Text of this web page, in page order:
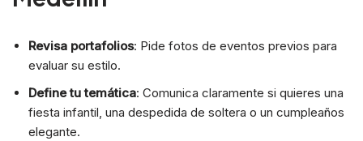
Revisa portafolios: Pide fotos de eventos previos para
evaluar su estilo.
Define tu temática: Comunica claramente si quieres una
fiesta infantil, una despedida de soltera o un cumpleaños
elegante.